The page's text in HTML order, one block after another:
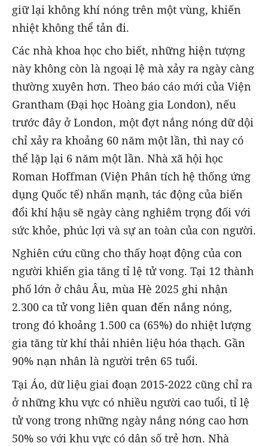
giữ lại không khí nóng trên một vùng, khiến
nhiệt không thể tản đi.
Các nhà khoa học cho biết, những hiện tượng
này không còn là ngoại lệ mà xảy ra ngày càng
thường xuyên hơn. Theo báo cáo mới của Viện
Grantham (Đại học Hoàng gia London), nếu
trước đây ở London, một đợt nắng nóng dữ dội
chỉ xảy ra khoảng 60 năm một lần, thì nay có
thể lặp lại 6 năm một lần. Nhà xã hội học
Roman Hoffman (Viện Phân tích hệ thống ứng
dụng Quốc tế) nhấn mạnh, tác động của biến
đổi khí hậu sẽ ngày càng nghiêm trọng đối với
sức khỏe, phúc lợi và sự an toàn của con người.
Nghiên cứu cũng cho thấy hoạt động của con
người khiến gia tăng tỉ lệ tử vong. Tại 12 thành
phố lớn ở châu Âu, mùa Hè 2025 ghi nhận
2.300 ca tử vong liên quan đến nắng nóng,
trong đó khoảng 1.500 ca (65%) do nhiệt lượng
gia tăng từ khí thải nhiên liệu hóa thạch. Gần
90% nạn nhân là người trên 65 tuổi.
Tại Áo, dữ liệu giai đoạn 2015-2022 cũng chỉ ra
ở những khu vực có nhiều người cao tuổi, tỉ lệ
tử vong trong những ngày nắng nóng cao hơn
50% so với khu vực có dân số trẻ hơn. Nhà